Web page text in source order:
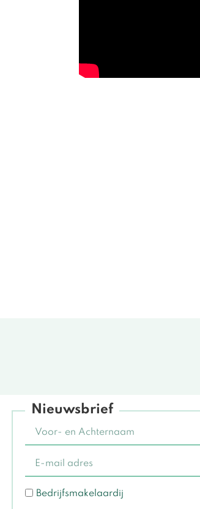
Nieuwsbrief
Bedrijfsmakelaardij